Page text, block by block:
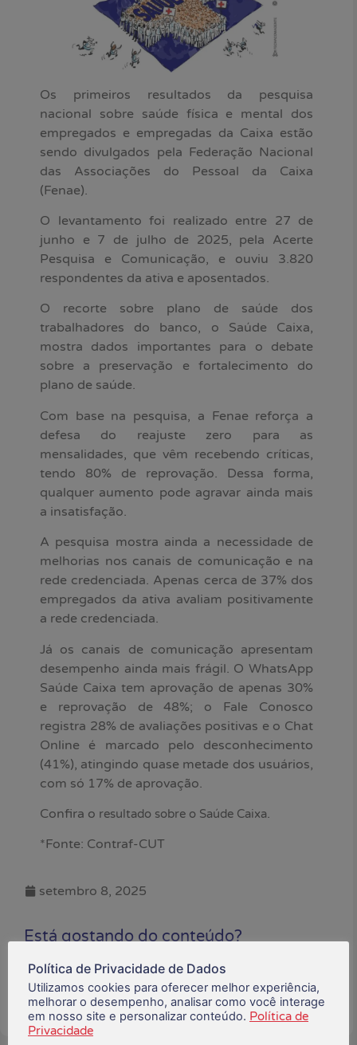
Os primeiros resultados da pesquisa
nacional sobre saúde física e mental dos
empregados e empregadas da Caixa estão
sendo divulgados pela Federação Nacional
das Associações do Pessoal da Caixa
(Fenae).
O levantamento foi realizado entre 27 de
junho e 7 de julho de 2025, pela Acerte
Pesquisa e Comunicação, e ouviu 3.820
respondentes da ativa e aposentados.
O recorte sobre plano de saúde dos
trabalhadores do banco, o Saúde Caixa,
mostra dados importantes para o debate
sobre a preservação e fortalecimento do
plano de saúde.
Com base na pesquisa, a Fenae reforça a
defesa do reajuste zero para as
mensalidades, que vêm recebendo críticas,
tendo 80% de reprovação. Dessa forma,
qualquer aumento pode agravar ainda mais
a insatisfação.
A pesquisa mostra ainda a necessidade de
melhorias nos canais de comunicação e na
rede credenciada. Apenas cerca de 37% dos
empregados da ativa avaliam positivamente
a rede credenciada.
Já os canais de comunicação apresentam
desempenho ainda mais frágil. O WhatsApp
Saúde Caixa tem aprovação de apenas 30%
e reprovação de 48%; o Fale Conosco
registra 28% de avaliações positivas e o Chat
Online é marcado pelo desconhecimento
(41%), atingindo quase metade dos usuários,
com só 17% de aprovação.
Confira o resultado sobre o Saúde Caixa.
*Fonte: Contraf-CUT
setembro 8, 2025
Está gostando do conteúdo?
Política de Privacidade de Dados
Utilizamos cookies para oferecer melhor experiência,
melhorar o desempenho, analisar como você interage
em nosso site e personalizar conteúdo. Política de
Privacidade